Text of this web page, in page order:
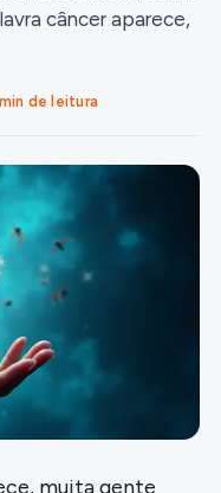
câncer aparece,
de leitura
muita gente